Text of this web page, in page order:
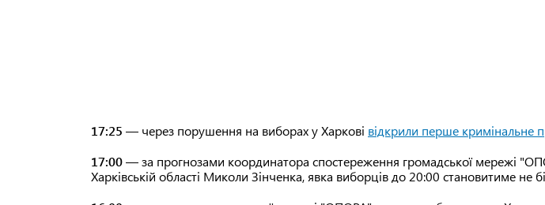
17:25 — через порушення на виборах у Харкові відкрили перше кримінальне
17:00— за прогнозами координатора спостереження громадської мережі
Харківській області Миколи Зінченка, явка виборців до 20:00 становитиме не